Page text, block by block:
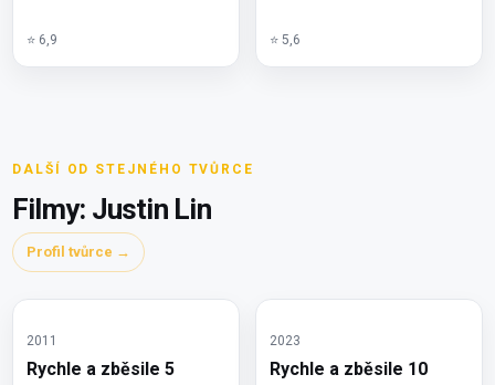
⭐ 6,9 ⭐ 5,6
DALŠÍ OD STEJNÉHO TVŮRCE
Filmy: Justin Lin
Profil tvůrce →
2011
Rychle a zběsile 5
2023
Rychle a zběsile 10